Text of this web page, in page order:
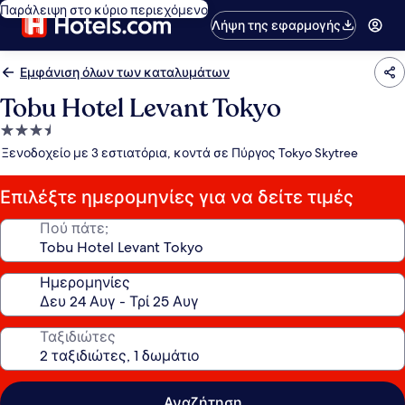
Παράλειψη στο κύριο περιεχόμενο
Λήψη της εφαρμογής
Εμφάνιση όλων των καταλυμάτων
Tobu Hotel Levant Tokyo
Κατάλυμα
με
αστέρια
Ξενοδοχείο με 3 εστιατόρια, κοντά σε Πύργος Tokyo Skytree
Επιλέξτε ημερομηνίες για να δείτε τιμές
Πού πάτε;
Ημερομηνίες
Ταξιδιώτες